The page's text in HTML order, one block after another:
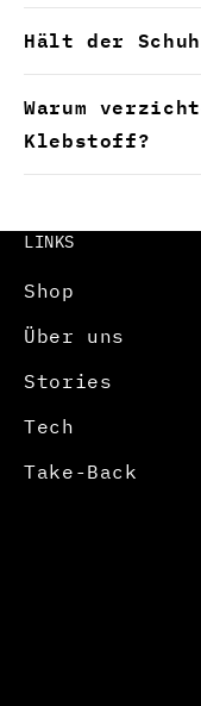
Hält der
Warum
Klebstoff?
LINKS
Shop
Über uns
Stories
Tech
Take-Back